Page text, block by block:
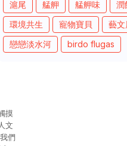
滬尾
艋舺 艋舺味
潤
環境共生
寵物寶貝
藝文
戀戀淡水河
birdo flugas
摸
文
們